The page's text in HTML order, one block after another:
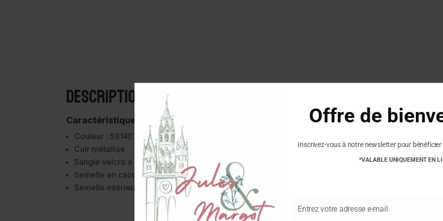
Description
Caractéristiques :
Couleur : 5914ET-Platine
Cuir métallisé
Sangle velcro à la cheville pour un enfilage et un retrait faciles
Semelle en caoutchouc
Semelle intérieure rembourrée doublée de cuir
Soyez le premier à laisser
Offre de
Inscrivez-vous à notre newsletter pour
*VALABLE UNIQUEMENT EN
Email
Entrez votre adresse e-mail